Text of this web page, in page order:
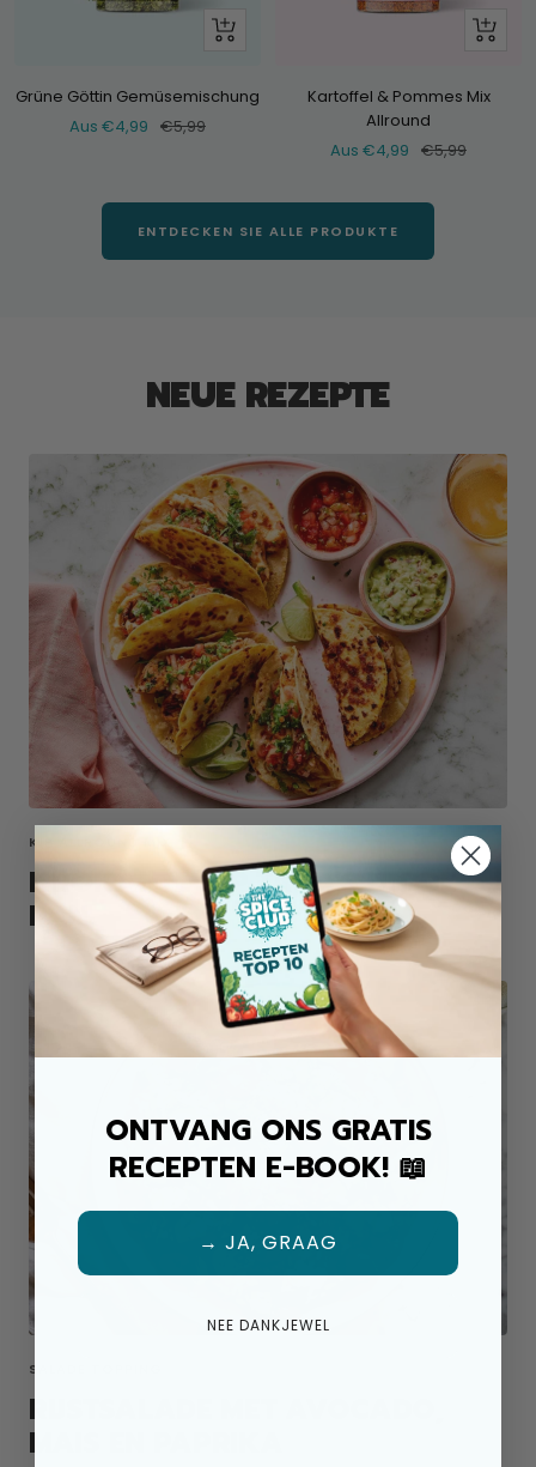
Schau
Grüne Göttin Gemüsemischung
Verkaufspreis
Aus €4,99 Normaler
€5,99
Schau
Kartoffel & Pommes Mix
Allround
Verkaufspreis
Aus €4,99 Normaler
€5,99
ENTDECKEN SIE ALLE PRODUKTE
NEUE REZEPTE
KIP ALLROUND MIX
KROKANTE KIP TACO'S UIT DE
PAN
SALADE TOPPING
RIJSTSALADE MET AVOCADO,
MAIS EN PAPRIKA
ONTVANG ONS GRATIS
RECEPTEN E-BOOK! 📖
→ JA, GRAAG
NEE DANKJEWEL